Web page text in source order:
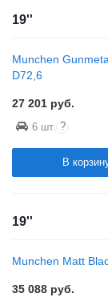
19''
Munchen
D72,6
27 201 руб.
6 шт. ?
В
19''
Munchen Matt
35 088 руб.